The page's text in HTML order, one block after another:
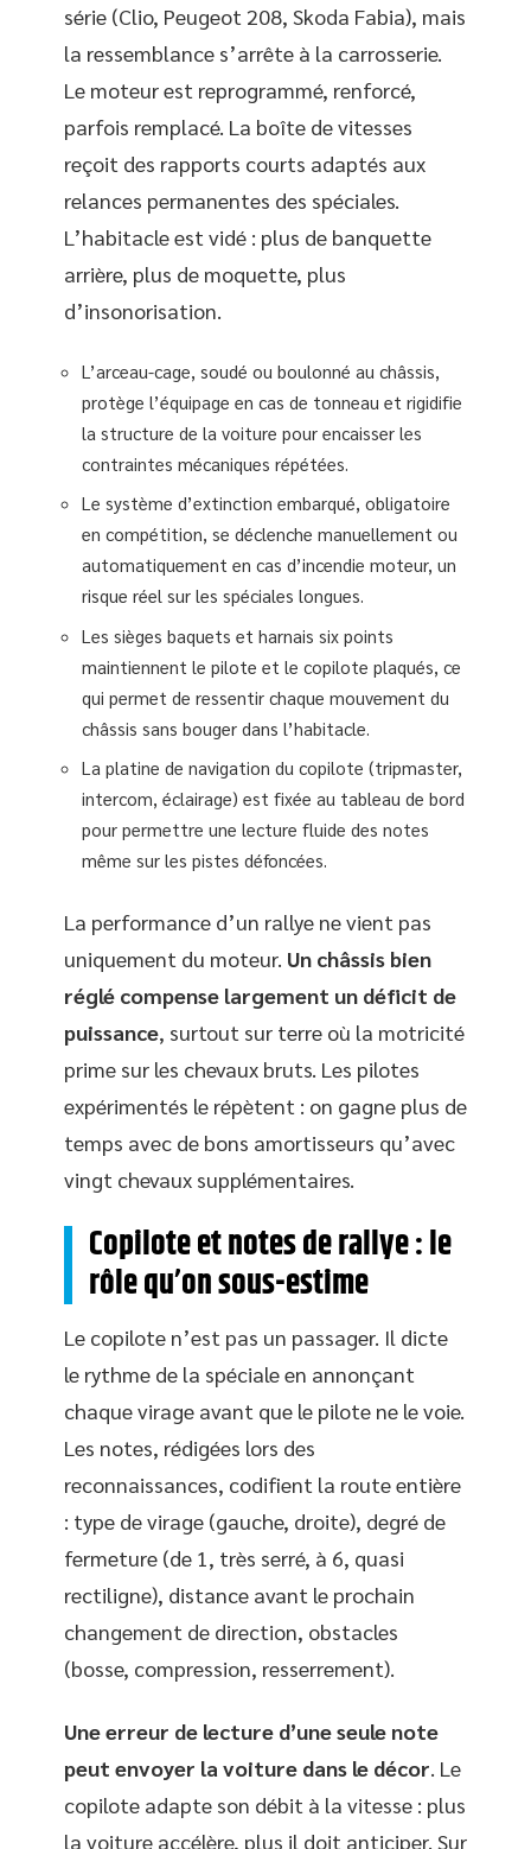
série (Clio, Peugeot 208, Skoda Fabia), mais
la ressemblance s’arrête à la carrosserie.
Le moteur est reprogrammé, renforcé,
parfois remplacé. La boîte de vitesses
reçoit des rapports courts adaptés aux
relances permanentes des spéciales.
L’habitacle est vidé : plus de banquette
arrière, plus de moquette, plus
d’insonorisation.
L’arceau-cage, soudé ou boulonné au châssis,
protège l’équipage en cas de tonneau et rigidifie
la structure de la voiture pour encaisser les
contraintes mécaniques répétées.
Le système d’extinction embarqué, obligatoire
en compétition, se déclenche manuellement ou
automatiquement en cas d’incendie moteur, un
risque réel sur les spéciales longues.
Les sièges baquets et harnais six points
maintiennent le pilote et le copilote plaqués, ce
qui permet de ressentir chaque mouvement du
châssis sans bouger dans l’habitacle.
La platine de navigation du copilote (tripmaster,
intercom, éclairage) est fixée au tableau de bord
pour permettre une lecture fluide des notes
même sur les pistes défoncées.
La performance d’un rallye ne vient pas
uniquement du moteur. Un châssis bien
réglé compense largement un déficit de
puissance, surtout sur terre où la motricité
prime sur les chevaux bruts. Les pilotes
expérimentés le répètent : on gagne plus de
temps avec de bons amortisseurs qu’avec
vingt chevaux supplémentaires.
Copilote et notes de rallye : le
rôle qu’on sous-estime
Le copilote n’est pas un passager. Il dicte
le rythme de la spéciale en annonçant
chaque virage avant que le pilote ne le voie.
Les notes, rédigées lors des
reconnaissances, codifient la route entière
: type de virage (gauche, droite), degré de
fermeture (de 1, très serré, à 6, quasi
rectiligne), distance avant le prochain
changement de direction, obstacles
(bosse, compression, resserrement).
Une erreur de lecture d’une seule note
peut envoyer la voiture dans le décor. Le
copilote adapte son débit à la vitesse : plus
la voiture accélère, plus il doit anticiper. Sur